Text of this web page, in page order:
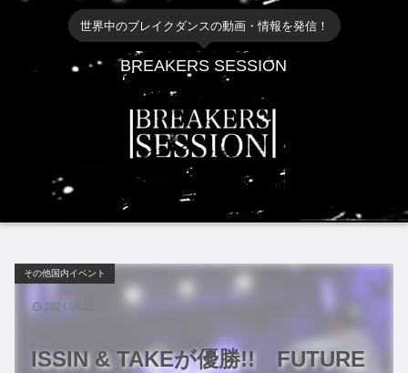
世界中のブレイクダンスの動画・情報を発信！
BREAKERS SESSION
ISSIN & TAKEが優勝!! FUTURE
その他国内イベント
2024.06.11